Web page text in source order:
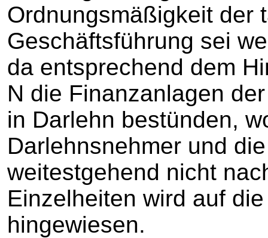
Ordnungsmäßigkeit der
Geschäftsführung sei
da entsprechend dem
N die Finanzanlagen
in Darlehn bestünden,
Darlehnsnehmer und
weitestgehend nicht
Einzelheiten wird auf
hingewiesen.